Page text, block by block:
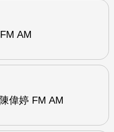
AM
偉婷 FM AM